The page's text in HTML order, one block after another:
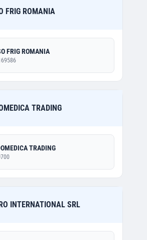
FRIG ROMANIA
FRIG ROMANIA
TRADING
TRADING
INTERNATIONAL SRL